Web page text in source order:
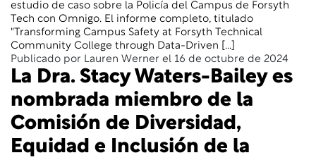
estudio de caso sobre la Policía del Campus de Forsyth
Tech con Omnigo. El informe completo, titulado
"Transforming Campus Safety at Forsyth Technical
Community College through Data-Driven [...]
Publicado por Lauren Werner el 16 de octubre de 2024
La Dra. Stacy Waters-Bailey es
nombrada miembro de la
Comisión de Diversidad,
Equidad e Inclusión de la